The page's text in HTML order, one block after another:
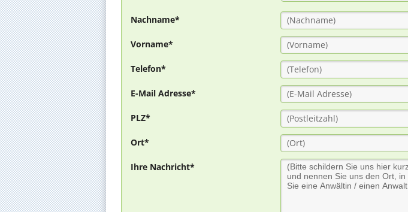
Nachname*
Vorname*
Telefon*
E-Mail Adresse*
PLZ*
Ort*
Ihre Nachricht*